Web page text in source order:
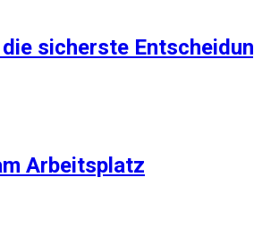
sicherste
Arbeitsplatz